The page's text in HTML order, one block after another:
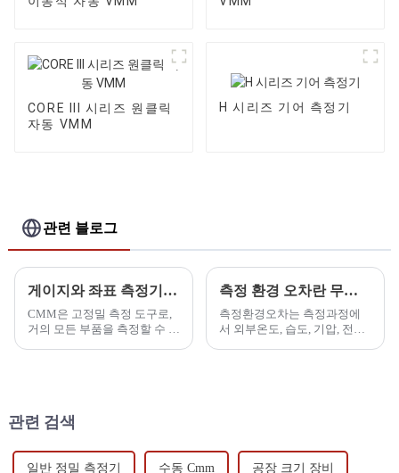
CORE III 시리즈 원클릭
자동 VMM
H 시리즈 기어 측정기
관련 블로그
게이지와 좌표 측정기의 비교
CMM은 고정밀 측정 도구로,
거의 모든 부품을 측정할 수 있
측정 환경 오차란 무엇입니까?
측정환경오차는 측정과정에
서 외부온도, 습도, 기압, 전자
관련 검색
일반 정밀 측정기 수동 Cmm 공장 크기 장비